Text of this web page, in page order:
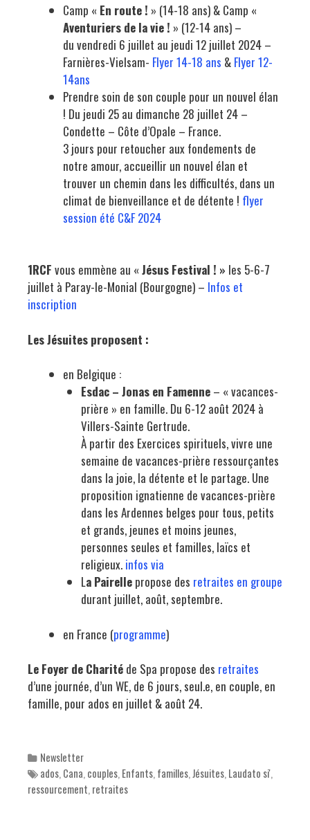
Camp « En route ! » (14-18 ans) & Camp «
Aventuriers de la vie ! » (12-14 ans) –
du vendredi 6 juillet au jeudi 12 juillet 2024 –
Farnières-Vielsam- Flyer 14-18 ans & Flyer 12-
14ans
Prendre soin de son couple pour un nouvel élan
! Du jeudi 25 au dimanche 28 juillet 24 –
Condette – Côte d’Opale – France.
3 jours pour retoucher aux fondements de
notre amour, accueillir un nouvel élan et
trouver un chemin dans les difficultés, dans un
climat de bienveillance et de détente ! flyer
session été C&F 2024
1RCF vous emmène au « Jésus Festival ! » les 5-6-7
juillet à Paray-le-Monial (Bourgogne) – Infos et
inscription
Les Jésuites proposent :
en Belgique :
Esdac – Jonas en Famenne– « vacances-
prière » en famille. Du 6-12 août 2024 à
Villers-Sainte Gertrude.
À partir des Exercices spirituels, vivre une
semaine de vacances-prière ressourçantes
dans la joie, la détente et le partage. Une
proposition ignatienne de vacances-prière
dans les Ardennes belges pour tous, petits
et grands, jeunes et moins jeunes,
personnes seules et familles, laïcs et
religieux. infos via
La Pairellepropose des retraites en groupe
durant juillet, août, septembre.
en France (programme)
Le Foyer de Charité de Spa propose des retraites
d’une journée, d’un WE, de 6 jours, seul.e, en couple, en
famille, pour ados en juillet & août 24.
Categories
Newsletter
Tags
ados, Cana, couples, Enfants, familles, Jésuites, Laudato si',
ressourcement, retraites